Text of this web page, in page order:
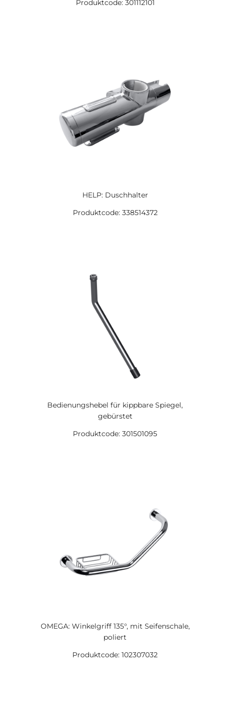
Produktcode: 301112101
HELP: Duschhalter
Produktcode: 338514372
Bedienungshebel für kippbare Spiegel,
gebürstet
Produktcode: 301501095
OMEGA: Winkelgriff 135°, mit Seifenschale,
poliert
Produktcode: 102307032